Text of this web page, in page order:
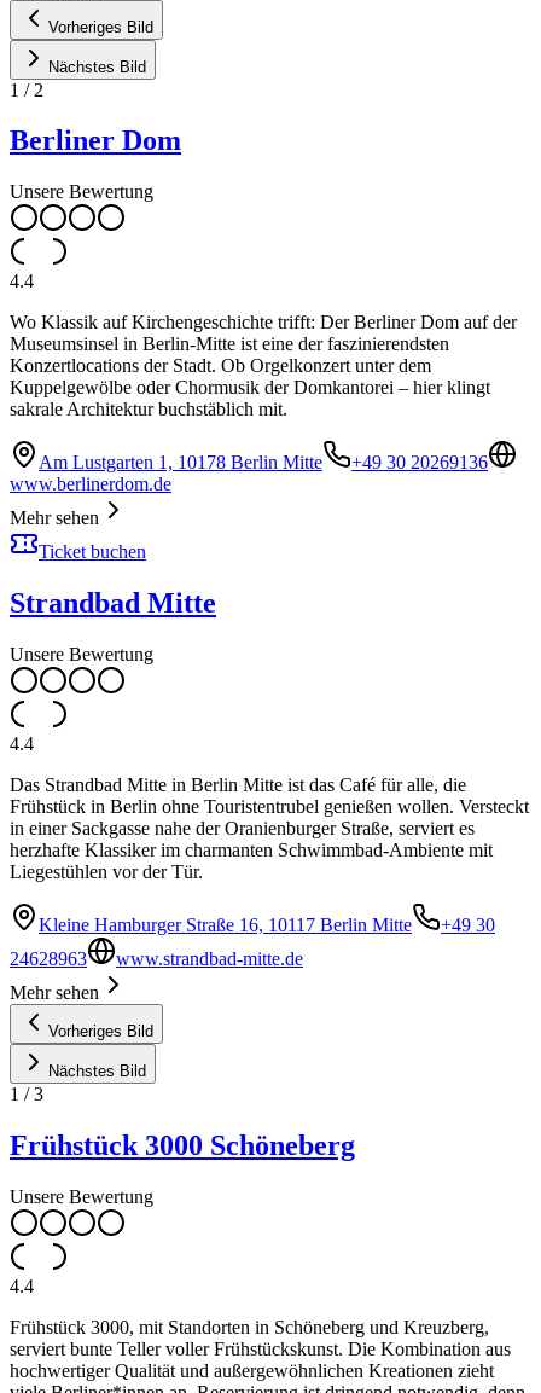
Vorheriges Bild
Nächstes Bild
1 / 2
Berliner Dom
Unsere Bewertung
4.4
Wo Klassik auf Kirchengeschichte trifft: Der Berliner Dom auf der
Museumsinsel in Berlin-Mitte ist eine der faszinierendsten
Konzertlocations der Stadt. Ob Orgelkonzert unter dem
Kuppelgewölbe oder Chormusik der Domkantorei – hier klingt
sakrale Architektur buchstäblich mit.
Am Lustgarten 1, 10178 Berlin Mitte
+49 30 20269136
www.berlinerdom.de
Mehr sehen
Ticket buchen
Strandbad Mitte
Unsere Bewertung
4.4
Das Strandbad Mitte in Berlin Mitte ist das Café für alle, die
Frühstück in Berlin ohne Touristentrubel genießen wollen. Versteckt
in einer Sackgasse nahe der Oranienburger Straße, serviert es
herzhafte Klassiker im charmanten Schwimmbad-Ambiente mit
Liegestühlen vor der Tür.
Kleine Hamburger Straße 16, 10117 Berlin Mitte
+49 30
24628963
www.strandbad-mitte.de
Mehr sehen
Vorheriges Bild
Nächstes Bild
1 /3
Frühstück 3000 Schöneberg
Unsere Bewertung
4.4
Frühstück 3000, mit Standorten in Schöneberg und Kreuzberg,
serviert bunte Teller voller Frühstückskunst. Die Kombination aus
hochwertiger Qualität und außergewöhnlichen Kreationen zieht